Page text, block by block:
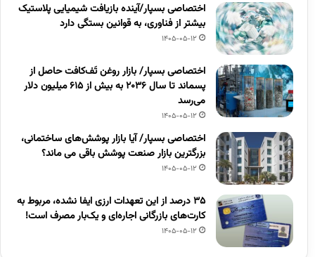
اختصاصی بسپار/آینده بازیافت شیمیایی پلاستیک
بیشتر از فناوری، به قوانین بستگی دارد
1405-05-12
اختصاصی بسپار/ بازار روغن تَف‌کافت حاصل از
پسماند تا سال ۲۰۳۶ به بیش از ۶۱۵ میلیون دلار
می‌رسد
1405-05-12
اختصاصی بسپار/ آیا بازار پوشش‌های ساختمانی،
بزرگترین بازار صنعت پوشش باقی می ماند؟
1405-05-12
۳۵ درصد از این تعهدات ارزی ایفا نشده، مربوط به
کارت‌های بازرگانی اجاره‌ای و یک‌بار مصرف است!
1405-05-12